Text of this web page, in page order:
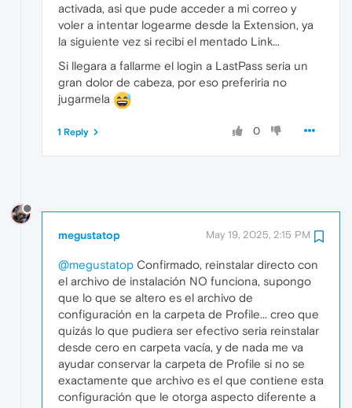
activada, asi que pude acceder a mi correo y
voler a intentar logearme desde la Extension, ya
la siguiente vez si recibi el mentado Link...
Si llegara a fallarme el login a LastPass seria un
gran dolor de cabeza, por eso preferiria no
jugarmela
0
1 Reply
megustatop May 19, 2025, 2:15 PM
@megustatop Confirmado, reinstalar directo con
el archivo de instalación NO funciona, supongo
que lo que se altero es el archivo de
configuración en la carpeta de Profile... creo que
quizás lo que pudiera ser efectivo seria reinstalar
desde cero en carpeta vacía, y de nada me va
ayudar conservar la carpeta de Profile si no se
exactamente que archivo es el que contiene esta
configuración que le otorga aspecto diferente a